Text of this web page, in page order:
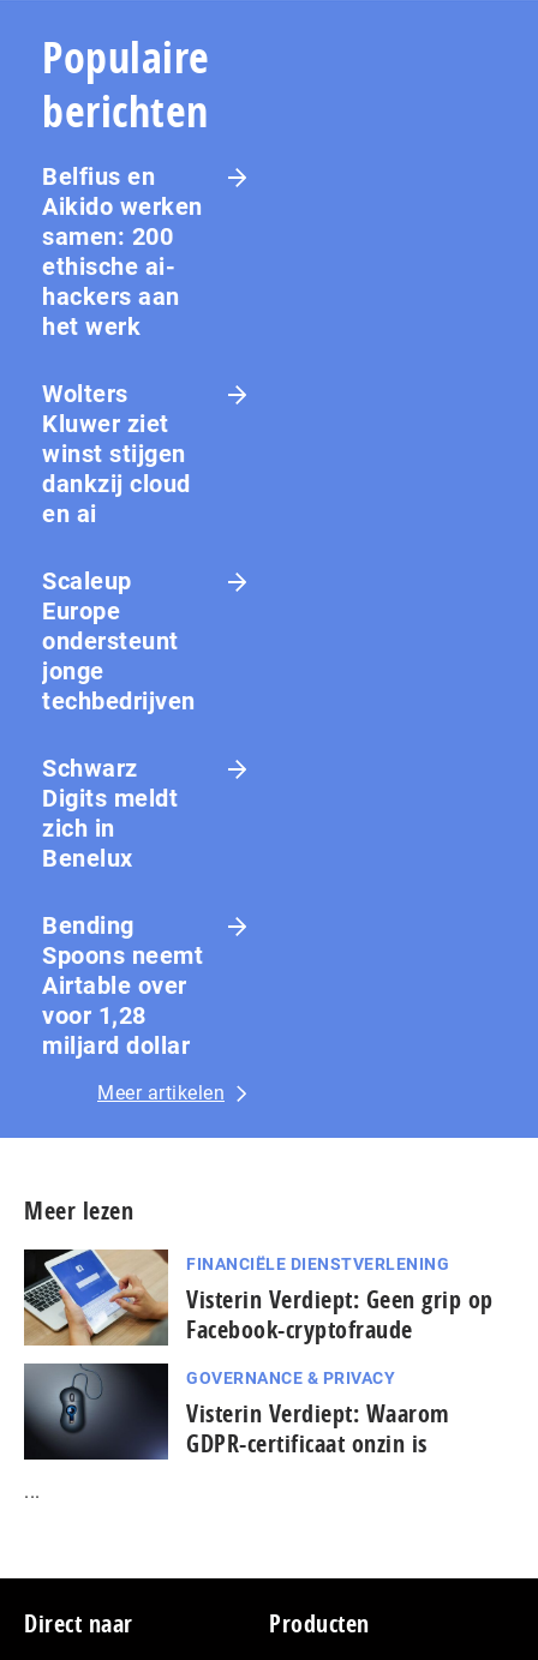
Populaire
berichten
Belfius en
Aikido werken
samen: 200
ethische ai-
hackers aan
het werk
Wolters
Kluwer ziet
winst stijgen
dankzij cloud
en ai
Scaleup
Europe
ondersteunt
jonge
techbedrijven
Schwarz
Digits meldt
zich in
Benelux
Bending
Spoons neemt
Airtable over
voor 1,28
miljard dollar
Meer artikelen
Meer lezen
FINANCIËLE DIENSTVERLENING
Visterin Verdiept: Geen grip op
Facebook-cryptofraude
GOVERNANCE & PRIVACY
Visterin Verdiept: Waarom
GDPR-certificaat onzin is
...
Footer
Direct naar Producten